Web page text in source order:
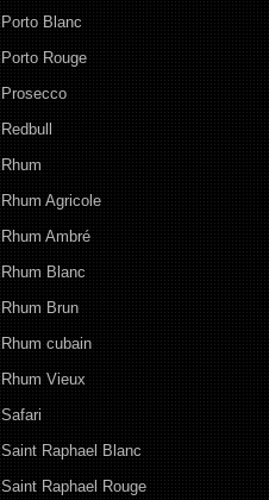
Porto Blanc
Porto Rouge
Prosecco
Redbull
Rhum
Rhum Agricole
Rhum Ambré
Rhum Blanc
Rhum Brun
Rhum cubain
Rhum Vieux
Safari
Saint Raphael Blanc
Saint Raphael Rouge